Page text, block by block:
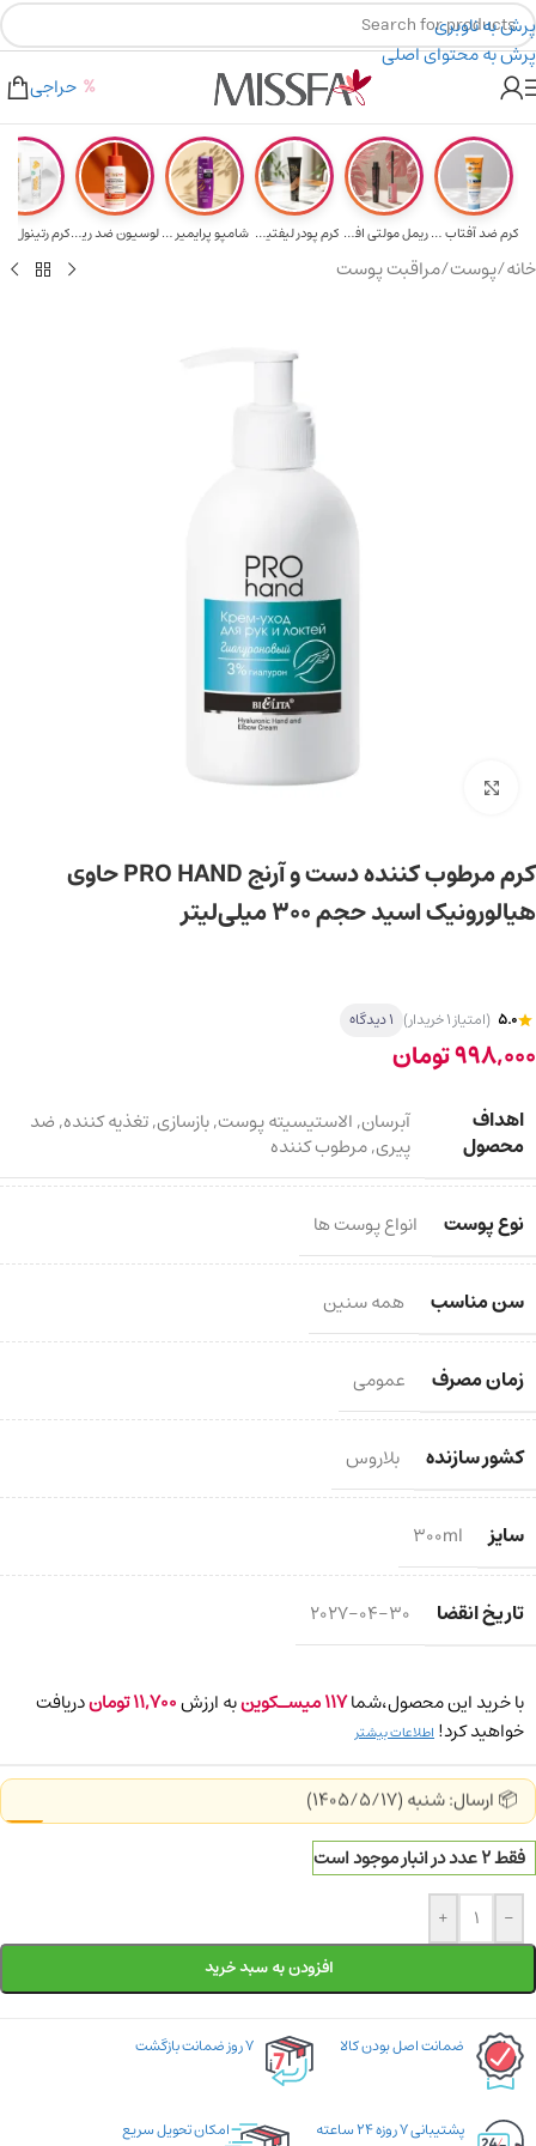
پرش به ناوبری
پرش به محتوای اصلی
۲٪ تخفیف روی سبد خرید برای روش کارت به کارت
برای خرید های بالای ۵ میلیون تومن
حراجی
کرم ضد آفتاب حا... ریمل مولتی افکت... کرم پودر لیفتین... شامپو پرایمیر پ... لوسیون ضد ریزش ...
خانه/پوست/مراقبت پوست
برای بزرگ‌نمایی کلیک کنید
کرم مرطوب کننده دست و آرنج PRO HAND حاوی
هیالورونیک اسید حجم ۳۰۰ میلی‌لیتر
5.0 (امتیاز 1 خریدار) 1 دیدگاه
998,000تومان
اهداف
محصول
آبرسان,الاستیسیته پوست,بازسازی,تغذیه کننده,ضد
پیری,مرطوب کننده
نوع پوست انواع پوست ها
سن مناسب همه سنین
زمان مصرف عمومی
کشور سازنده بلاروس
سایز 300ml
تاریخ انقضا 2027-04-30
با خرید این محصول،شما117میسـکوینبه ارزش11,700توماندریافت
خواهید کرد! اطلاعات بیشتر
📦 ارسال: شنبه (1405/5/17)
فقط 2 عدد در انبار موجود است
-
+
افزودن به سبد خرید
ضمانت اصل بودن کالا ۷ روز ضمانت بازگشت
پشتیبانی ۷ روزه ۲۴ ساعته امکان تحویل سریع